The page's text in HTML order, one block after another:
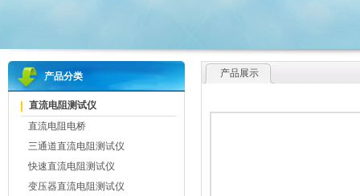
产品分类
直流电阻测试仪
直流电阻电桥
三通道直流电阻测试仪
快速直流电阻测试仪
变压器直流电阻测试仪
产品展示